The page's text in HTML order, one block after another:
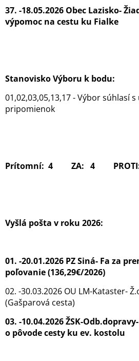
37. -18.05.2026 Obec Lazisko-
výpomoc na cestu ku Fialke
Stanovisko Výboru k bodu:
01,02,03,05,13,17 - Výbor súhlasí
pripomienok
Prítomní: 4 ZA: 4 PROTI:
Vyšlá pošta v roku 2026:
01. -20.01.2026 PZ Siná- Fa za
poľovanie (136,29€/2026)
02. -30.03.2026 OU LM-Kataster-
(Gašparová cesta)
03. -10.04.2026 ŽSK-
o pôvode cesty ku ev. kostolu